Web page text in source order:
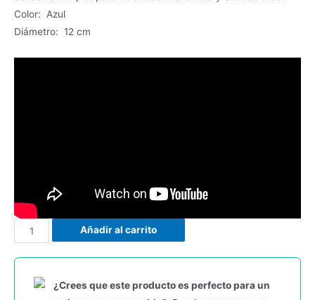
Color: Azul
Diámetro: 12 cm
Añadir al carrito
¿Crees que este producto es perfecto para un